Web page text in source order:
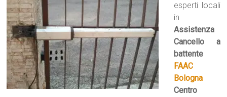
esperti locali
in
Assistenza
Cancello a
battente
FAAC
Bologna
Centro